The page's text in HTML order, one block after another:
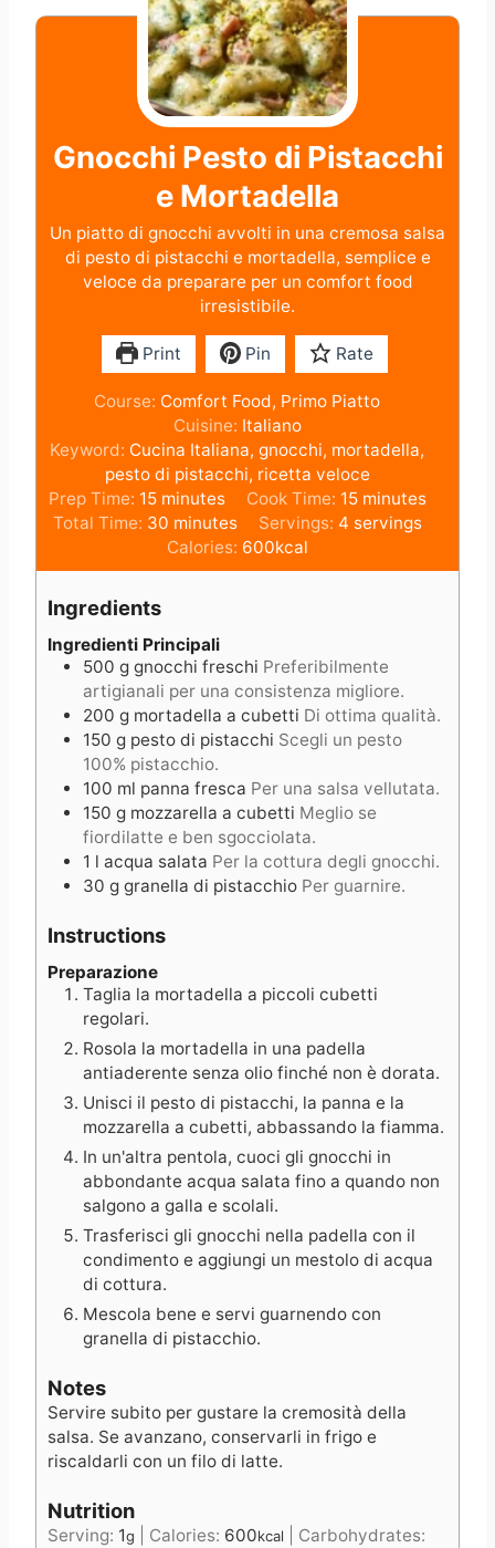
Gnocchi Pesto di Pistacchi
e Mortadella
Un piatto di gnocchi avvolti in una cremosa salsa
di pesto di pistacchi e mortadella, semplice e
veloce da preparare per un comfort food
irresistibile.
Print Pin Rate
Course: Comfort Food, Primo Piatto
Cuisine: Italiano
Keyword: Cucina Italiana, gnocchi, mortadella,
pesto di pistacchi, ricetta veloce
Prep Time: 15m
i
u
e
s
minutes Cook Time: 15m
i
u
minutes
Total Time: 30 m
i
n
e
s
minutes Servings: 4 servings
Calories: 600kcal
Ingredients
Ingredienti Principali
500 g gnocchi freschi Preferibilmente
artigianali per una consistenza migliore.
200 g mortadella a cubetti Di ottima qualità.
150 g pesto di pistacchi Scegli un pesto
100% pistacchio.
100 ml panna fresca Per una salsa vellutata.
150 g mozzarella a cubetti Meglio se
fiordilatte e ben sgocciolata.
1 l acqua salata Per la cottura degli gnocchi.
30 g granella di pistacchio Per guarnire.
Instructions
Preparazione
Taglia la mortadella a piccoli cubetti
regolari.
Rosola la mortadella in una padella
antiaderente senza olio finché non è dorata.
Unisci il pesto di pistacchi, la panna e la
mozzarella a cubetti, abbassando la fiamma.
In un'altra pentola, cuoci gli gnocchi in
abbondante acqua salata fino a quando non
salgono a galla e scolali.
Trasferisci gli gnocchi nella padella con il
condimento e aggiungi un mestolo di acqua
di cottura.
Mescola bene e servi guarnendo con
granella di pistacchio.
Notes
Servire subito per gustare la cremosità della
salsa. Se avanzano, conservarli in frigo e
riscaldarli con un filo di latte.
Nutrition
Serving: 1g Calories: 600kcal
Carbohydrates: